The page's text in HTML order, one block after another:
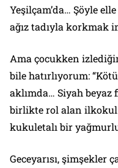
Yeşilçam’da… Şöyle
ağız tadıyla korkmak
Ama çocukken
bile hatırlıyorum: “
aklımda… Siyah beyaz
birlikte rol alan ilkokul
kukuletalı bir
Geceyarısı, şimşekler